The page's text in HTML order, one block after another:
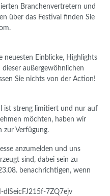
Branchenvertretern und
über das Festival finden Sie
neuesten Einblicke, Highlights
außergewöhnlichen
Sie nichts von der Action!
ist streng limitiert und nur auf
möchten, haben wir
zur Verfügung.
anzumelden und uns
sind, dabei sein zu
benachrichtigen, wenn
7ZQ7ejv